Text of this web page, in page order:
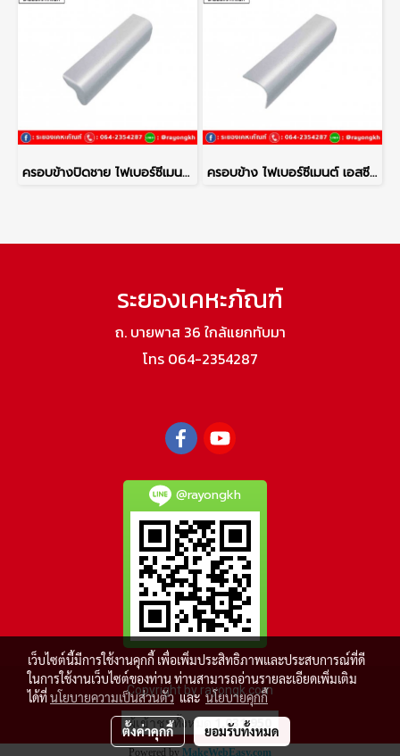
ครอบข้างปิดชาย ไฟเบอร์ซีเมนต์ เอสซีจี รุ่นลอนคู่ ซีเมนต์ ครอบข้าง ไฟเบอร์ซีเมนต์ เอสซีจี รุ่นลอนคู่ ซีเมนต์
ระยองเคหะภัณฑ์
ถ. บายพาส 36 ใกล้แยกทับมา
โทร 064-2354287
@rayongkh
Copyright by rayongk.com
ผู้เข้าชมวันนี้ 547
Powered by MakeWebEasy.com
เว็บไซต์นี้มีการใช้งานคุกกี้ เพื่อเพิ่มประสิทธิภาพและประสบการณ์ที่ดี
ในการใช้งานเว็บไซต์ของท่าน ท่านสามารถอ่านรายละเอียดเพิ่มเติม
ได้ที่นโยบายความเป็นส่วนตัวและ นโยบายคุกกี้
ตั้งค่าคุกกี้ ยอมรับทั้งหมด